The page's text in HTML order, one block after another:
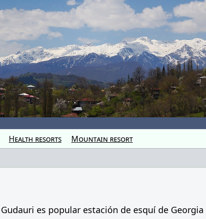
Health resorts Mountain resort
Gudauri es popular estación de esquí de Georgia